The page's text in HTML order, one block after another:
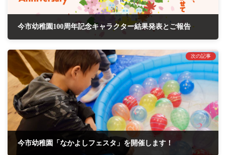
今市幼稚園100周年記念キャラクター結果発表とご報告
次の記事
今市幼稚園「なかよしフェスタ」を開催します！